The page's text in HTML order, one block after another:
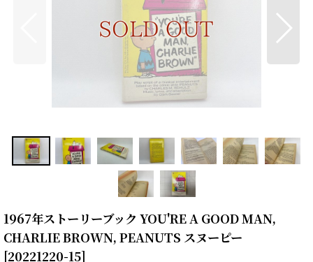
1967年ストーリーブック YOU'RE A GOOD MAN,
CHARLIE BROWN, PEANUTS スヌーピー
[20221220-15]